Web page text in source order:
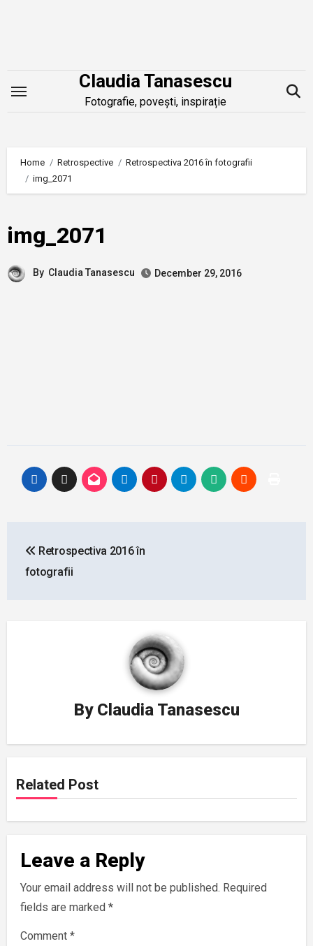
Claudia Tanasescu
Fotografie, povești, inspirație
Home Retrospective
Retrospectiva 2016 în fotografii
img_2071
img_2071
By Claudia Tanasescu December 29, 2016
navigation
Retrospectiva 2016 în
fotografii
By Claudia Tanasescu
Related Post
Leave a Reply
Your email address will not be published. Required
fields are marked*
Comment*